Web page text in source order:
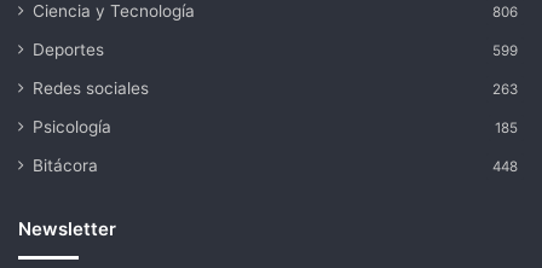
Ciencia y Tecnología 806
Deportes 599
Redes sociales 263
Psicología 185
Bitácora 448
Newsletter